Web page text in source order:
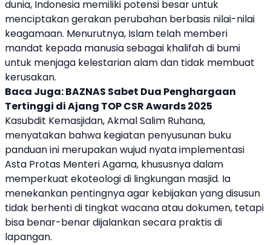
dunia, Indonesia memiliki potensi besar untuk
menciptakan gerakan perubahan berbasis nilai-nilai
keagamaan. Menurutnya, Islam telah memberi
mandat kepada manusia sebagai khalifah di bumi
untuk menjaga kelestarian alam dan tidak membuat
kerusakan.
Baca Juga:BAZNAS Sabet Dua Penghargaan
Tertinggi di Ajang TOP CSR Awards 2025
Kasubdit Kemasjidan, Akmal Salim Ruhana,
menyatakan bahwa kegiatan penyusunan buku
panduan ini merupakan wujud nyata implementasi
Asta Protas Menteri Agama, khususnya dalam
memperkuat ekoteologi di lingkungan masjid. Ia
menekankan pentingnya agar kebijakan yang disusun
tidak berhenti di tingkat wacana atau dokumen, tetapi
bisa benar-benar dijalankan secara praktis di
lapangan.